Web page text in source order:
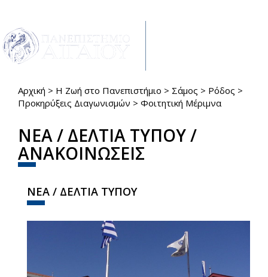
Παράκαμψη προς το κυρίως περιεχόμενο
Είστε εδώ
Αρχική > Η Ζωή στο Πανεπιστήμιο > Σάμος > Ρόδος >
Προκηρύξεις Διαγωνισμών > Φοιτητική Μέριμνα
ΝΕΑ / ΔΕΛΤΙΑ ΤΥΠΟΥ /
ΑΝΑΚΟΙΝΩΣΕΙΣ
ΝΕΑ / ΔΕΛΤΙΑ ΤΥΠΟΥ